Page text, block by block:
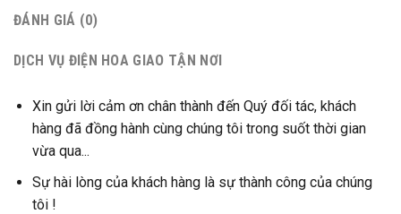
ĐÁNH GIÁ (0)
DỊCH VỤ ĐIỆN HOA GIAO TẬN NƠI
Xin gửi lời cảm ơn chân thành đến Quý đối tác, khách
hàng đã đồng hành cùng chúng tôi trong suốt thời gian
vừa qua...
Sự hài lòng của khách hàng là sự thành công của chúng
tôi !